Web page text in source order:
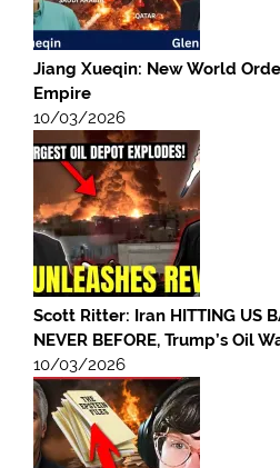
Jiang Xueqin: New World
Empire
10/03/2026
Scott Ritter: Iran HITTING US
NEVER BEFORE, Trump’s Oil
10/03/2026